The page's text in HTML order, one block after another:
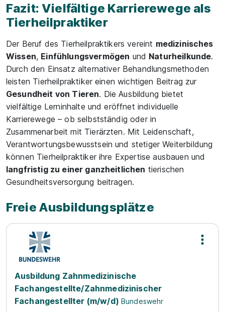
Fazit: Vielfältige Karrierewege als
Tierheilpraktiker
Der Beruf des Tierheilpraktikers vereint medizinisches
Wissen, Einfühlungsvermögen und Naturheilkunde.
Durch den Einsatz alternativer Behandlungsmethoden
leisten Tierheilpraktiker einen wichtigen Beitrag zur
Gesundheit von Tieren. Die Ausbildung bietet
vielfältige Lerninhalte und eröffnet individuelle
Karrierewege – ob selbstständig oder in
Zusammenarbeit mit Tierärzten. Mit Leidenschaft,
Verantwortungsbewusstsein und stetiger Weiterbildung
können Tierheilpraktiker ihre Expertise ausbauen und
langfristig zu einer ganzheitlichen tierischen
Gesundheitsversorgung beitragen.
Freie Ausbildungsplätze
Ausbildung Zahnmedizinische
Fachangestellte/Zahnmedizinischer
Fachangestellter (m/w/d) Bundeswehr